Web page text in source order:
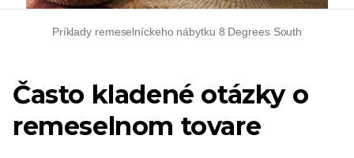
Príklady remeselníckeho nábytku 8 Degrees South
Často kladené otázky o
remeselnom tovare